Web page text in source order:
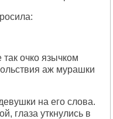
очко язычком
аж мурашки
на его слова.
глаза уткнулись в